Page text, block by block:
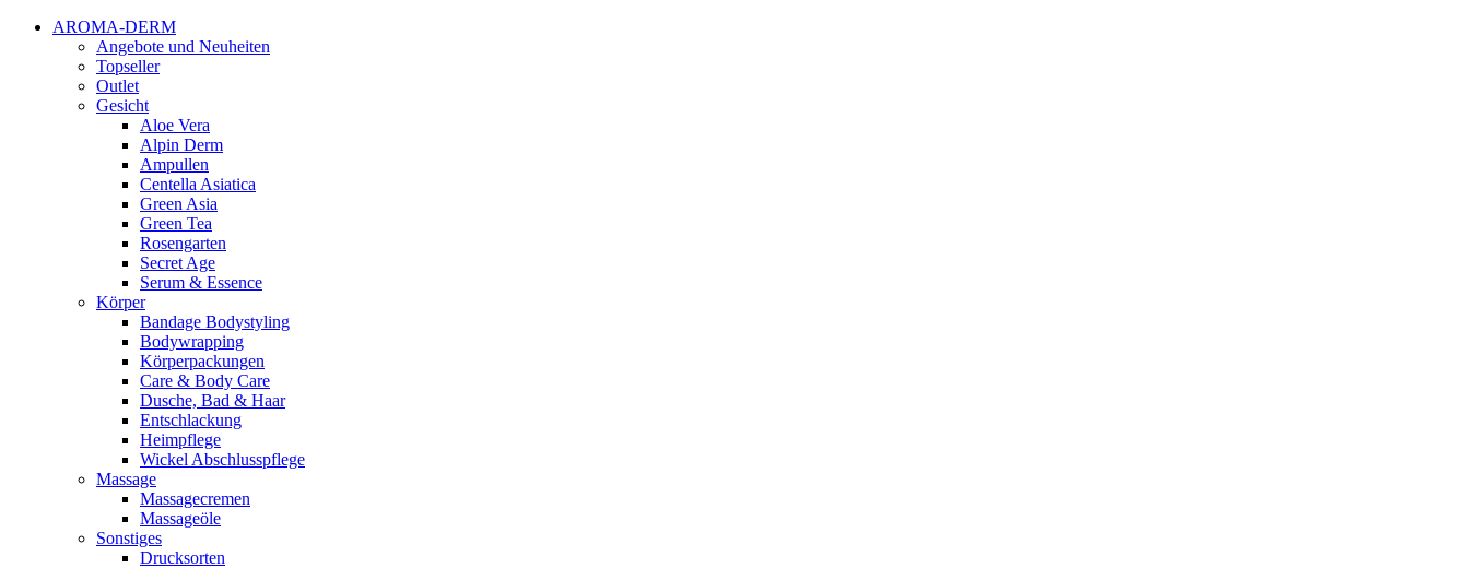
AROMA-DERM
Angebote und Neuheiten
Topseller
Outlet
Gesicht
Aloe Vera
Alpin Derm
Ampullen
Centella Asiatica
Green Asia
Green Tea
Rosengarten
Secret Age
Serum & Essence
Körper
Bandage Bodystyling
Bodywrapping
Körperpackungen
Care & Body Care
Dusche, Bad & Haar
Entschlackung
Heimpflege
Wickel Abschlusspflege
Massage
Massagecremen
Massageöle
Sonstiges
Drucksorten